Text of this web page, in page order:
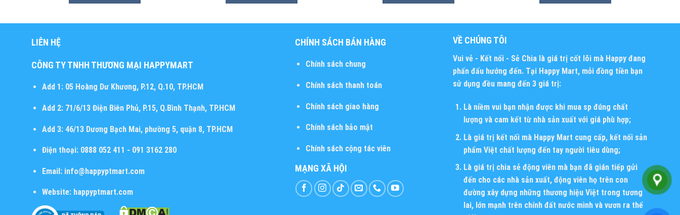
LIÊN HỆ
CÔNG TY TNHH THƯƠNG MẠI HAPPYMART
Add 1:05 Hoàng Dư Khương, P.12, Q.10, TP.HCM
Add 2:71/6/13 Điện Biên Phủ, P.15, Q.Bình Thạnh, TP.HCM
Add 3:46/13 Dương Bạch Mai, phường 5, quận 8, TP.HCM
Điện thoại:0888 052 411 - 091 3162 280
Email:info@happyptmart.com
Website: happyptmart.com
CHÍNH SÁCH BÁN HÀNG
Chính sách chung
Chính sách thanh toán
Chính sách giao hàng
Chính sách bảo mật
Chính sách cộng tác viên
MẠNG XÃ HỘI
VỀ CHÚNG TÔI
Vui vẻ - Kết nối - Sẻ Chia là giá trị cốt lõi mà Happy đang
phấn đấu hướng đến. Tại Happy Mart, mỗi đồng tiền bạn
sử dụng đều mang đến 3 giá trị:
Là niềm vui bạn nhận được khi mua sp đúng chất
lượng và cam kết từ nhà sản xuất với giá phù hợp;
Là giá trị kết nối mà Happy Mart cung cấp, kết nối sản
phẩm Việt chất lượng đến tay người tiêu dùng;
Là giá trị chia sẻ động viên mà bạn đã gián tiếp gửi
đến cho các nhà sản xuất, động viên họ trên con
đường xây dựng những thương hiệu Việt trong tương
lai, lớn mạnh trên chính đất nước mình và vươn ra thế